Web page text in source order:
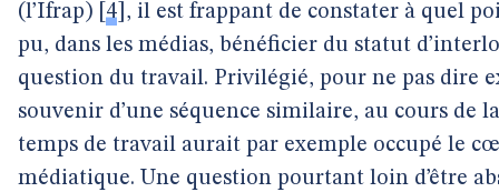
(l’Ifrap) 4 , il est frappant de constater à quel
pu, dans les médias, bénéficier du statut
question du travail. Privilégié, pour ne pas dire
souvenir d’une séquence similaire, au cours de
temps de travail aurait par exemple occupé le
médiatique. Une question pourtant loin d’être